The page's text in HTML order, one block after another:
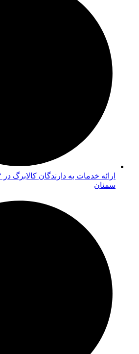
سمنان